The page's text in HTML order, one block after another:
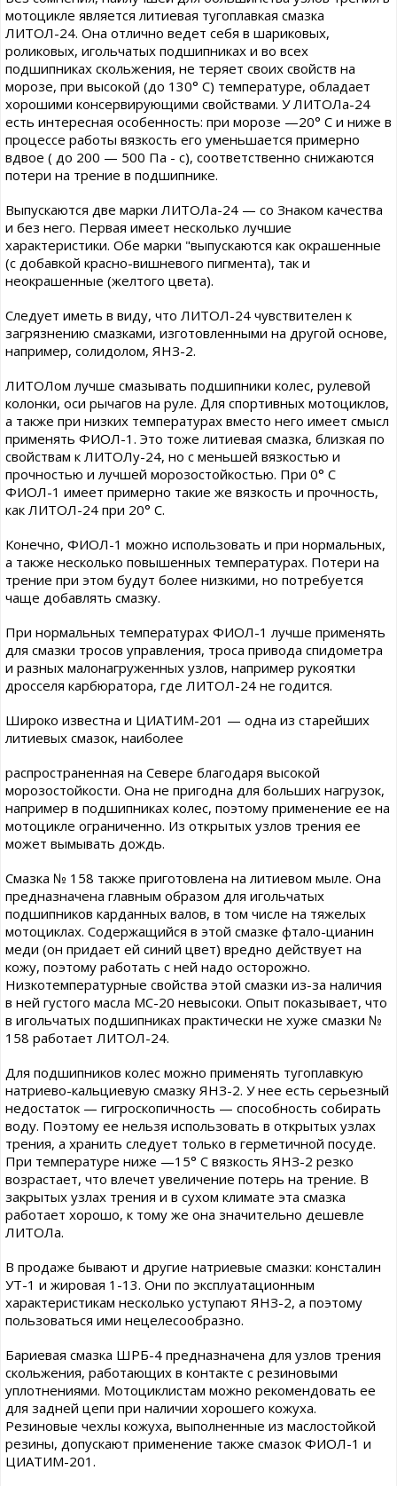
мотоцикле является литиевая тугоплавкая смазка
ЛИТОЛ-24. Она отлично ведет себя в шариковых,
роликовых, игольчатых подшипниках и во всех
подшипниках скольжения, не теряет своих свойств на
морозе, при высокой (до 130° С) температуре, обладает
хорошими консервирующими свойствами. У ЛИТОЛа-24
есть интересная особенность: при морозе —20° С и ниже в
процессе работы вязкость его уменьшается примерно
вдвое ( до 200 — 500 Па - с), соответственно снижаются
потери на трение в подшипнике.
Выпускаются две марки ЛИТОЛа-24 — со Знаком качества
и без него. Первая имеет несколько лучшие
характеристики. Обе марки "выпускаются как окрашенные
(с добавкой красно-вишневого пигмента), так и
неокрашенные (желтого цвета).
Следует иметь в виду, что ЛИТОЛ-24 чувствителен к
загрязнению смазками, изготовленными на другой основе,
например, солидолом, ЯНЗ-2.
ЛИТОЛом лучше смазывать подшипники колес, рулевой
колонки, оси рычагов на руле. Для спортивных мотоциклов,
а также при низких температурах вместо него имеет смысл
применять ФИОЛ-1. Это тоже литиевая смазка, близкая по
свойствам к ЛИТОЛу-24, но с меньшей вязкостью и
прочностью и лучшей морозостойкостью. При 0° С
ФИОЛ-1 имеет примерно такие же вязкость и прочность,
как ЛИТОЛ-24 при 20° С.
Конечно, ФИОЛ-1 можно использовать и при нормальных,
а также несколько повышенных температурах. Потери на
трение при этом будут более низкими, но потребуется
чаще добавлять смазку.
При нормальных температурах ФИОЛ-1 лучше применять
для смазки тросов управления, троса привода спидометра
и разных малонагруженных узлов, например рукоятки
дросселя карбюратора, где ЛИТОЛ-24 не годится.
Широко известна и ЦИАТИМ-201 — одна из старейших
литиевых смазок, наиболее
распространенная на Севере благодаря высокой
морозостойкости. Она не пригодна для больших нагрузок,
например в подшипниках колес, поэтому применение ее на
мотоцикле ограниченно. Из открытых узлов трения ее
может вымывать дождь.
Смазка № 158 также приготовлена на литиевом мыле. Она
предназначена главным образом для игольчатых
подшипников карданных валов, в том числе на тяжелых
мотоциклах. Содержащийся в этой смазке фтало-цианин
меди (он придает ей синий цвет) вредно действует на
кожу, поэтому работать с ней надо осторожно.
Низкотемпературные свойства этой смазки из-за наличия
в ней густого масла МС-20 невысоки. Опыт показывает, что
в игольчатых подшипниках практически не хуже смазки №
158 работает ЛИТОЛ-24.
Для подшипников колес можно применять тугоплавкую
натриево-кальциевую смазку ЯНЗ-2. У нее есть серьезный
недостаток — гигроскопичность — способность собирать
воду. Поэтому ее нельзя использовать в открытых узлах
трения, а хранить следует только в герметичной посуде.
При температуре ниже —15° С вязкость ЯНЗ-2 резко
возрастает, что влечет увеличение потерь на трение. В
закрытых узлах трения и в сухом климате эта смазка
работает хорошо, к тому же она значительно дешевле
ЛИТОЛа.
В продаже бывают и другие натриевые смазки: консталин
УТ-1 и жировая 1-13. Они по эксплуатационным
характеристикам несколько уступают ЯНЗ-2, а поэтому
пользоваться ими нецелесообразно.
Бариевая смазка ШРБ-4 предназначена для узлов трения
скольжения, работающих в контакте с резиновыми
уплотнениями. Мотоциклистам можно рекомендовать ее
для задней цепи при наличии хорошего кожуха.
Резиновые чехлы кожуха, выполненные из маслостойкой
резины, допускают применение также смазок ФИОЛ-1 и
ЦИАТИМ-201.